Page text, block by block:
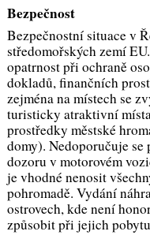
Bezpečnost
Bezpečnostní situace v
středomořských zemí
opatrnost při ochraně
dokladů, finančních
zejména na místech se
turisticky atraktivní
prostředky městské
domy). Nedoporučuje
dozoru v motorovém
je vhodné nenosit
pohromadě. Vydání
ostrovech, kde není
způsobit při jejich